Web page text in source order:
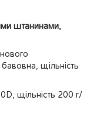
штанинами,
щільність
щільність 200 г/